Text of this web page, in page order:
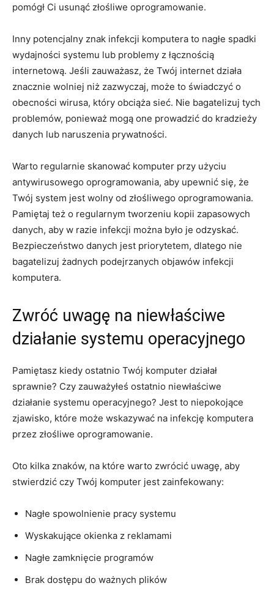
pomógł Ci usunąć ⁢złośliwe oprogramowanie.
Inny potencjalny znak infekcji komputera‍ to nagłe spadki
wydajności systemu lub problemy z łącznością
internetową. Jeśli‌ zauważasz, że Twój internet działa
znacznie wolniej niż zazwyczaj,‌ może to świadczyć ⁢o
obecności wirusa, ⁣który obciąża sieć. Nie bagatelizuj ⁢tych⁣
problemów, ponieważ mogą one prowadzić do kradzieży‌
danych lub naruszenia prywatności.
Warto regularnie skanować ⁤komputer przy użyciu
antywirusowego oprogramowania, aby upewnić się,⁣ że⁤
Twój system jest ⁤wolny⁣ od złośliwego oprogramowania.⁤
Pamiętaj też o regularnym‌ tworzeniu kopii zapasowych
danych, aby w razie infekcji można było je odzyskać.
⁣Bezpieczeństwo danych jest priorytetem, dlatego nie
bagatelizuj żadnych podejrzanych objawów infekcji
komputera.
Zwróć uwagę na niewłaściwe
działanie systemu operacyjnego
Pamiętasz kiedy ostatnio Twój komputer‍ działał
sprawnie? Czy zauważyłeś⁤ ostatnio niewłaściwe
działanie systemu operacyjnego? Jest to niepokojące
zjawisko,⁣ które może wskazywać ​na infekcję komputera
przez złośliwe oprogramowanie.
Oto kilka znaków, na które warto zwrócić uwagę, aby
stwierdzić czy Twój komputer jest zainfekowany:
Nagłe spowolnienie ‌pracy systemu
Wyskakujące ⁤okienka⁤ z reklamami
Nagłe zamknięcie programów
Brak dostępu ‍do ważnych plików